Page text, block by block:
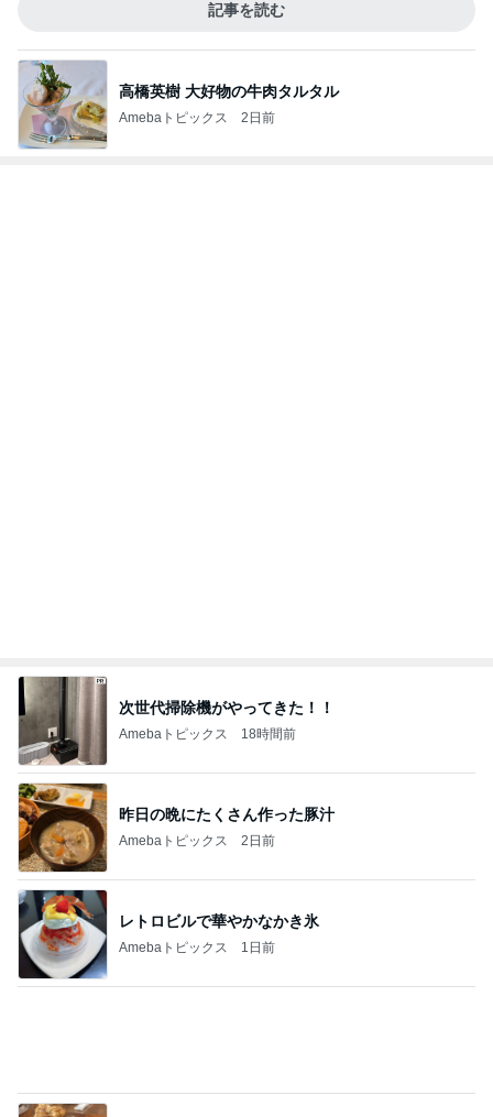
記事を読む
高橋英樹 大好物の牛肉タルタル
Amebaトピックス 2日前
全部やったのに売れない桜グッズ